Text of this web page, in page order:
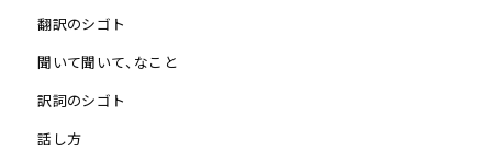
翻訳のシゴト
聞いて聞いて、なこと
訳詞のシゴト
話し方